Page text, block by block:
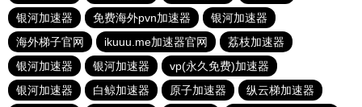
银河加速器
免费海外pvn加速器
银河加速器
海外梯子官网
ikuuu.me加速器官网
荔枝加速器
银河加速器
银河加速器
vp(永久免费)加速器
银河加速器
白鲸加速器 原子加速器
纵云梯加速器